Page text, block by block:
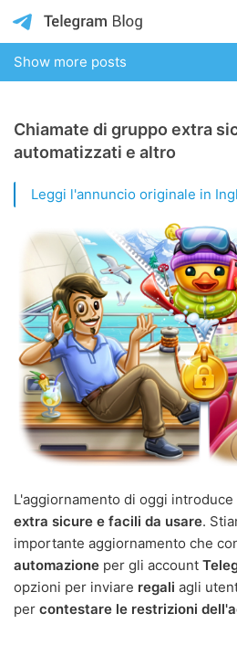
Show more posts
Chiamate di gruppo extra
automatizzati e altro
Leggi l'annuncio originale in
L'aggiornamento di oggi introduce
extra sicure e facili da usare.
importante aggiornamento che
automazione per gli account
opzioni per inviare regali agli
per contestare le restrizioni